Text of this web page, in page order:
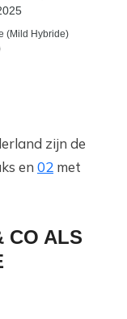
(Mild Hybride)
zijn de
en 02 met
CO ALS